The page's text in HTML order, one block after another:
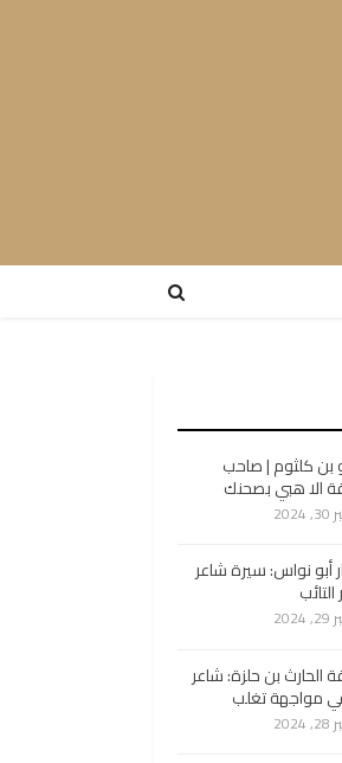
بن كلثوم | صاحب
الا هبي بصحنك
أبو نواس: سيرة شاعر
الحارث بن حلزة: شاعر
مواجهة تغلب